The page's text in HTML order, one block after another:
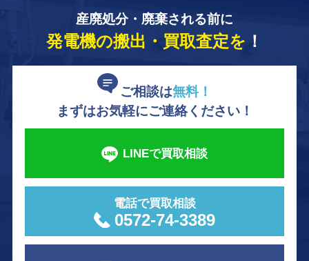
産廃処分・廃棄される前に
発電機の搬出・買取査定を ！
ご相談は無料！
まずはお気軽にご連絡ください！
LINEで買取相談
電話で買取相談
0572-74-3389